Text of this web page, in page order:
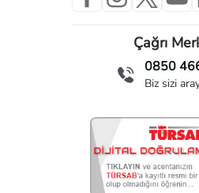
Çağrı
0850
Biz sizi